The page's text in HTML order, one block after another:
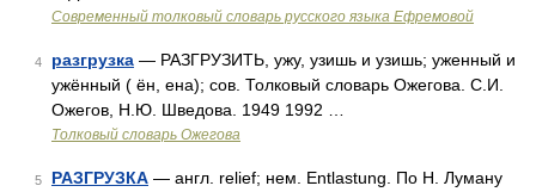
Современный толковый словарь русского языка Ефремовой
4 разгрузка — РАЗГРУЗИТЬ, ужу, узишь и узишь; уженный и
ужённый ( ён, ена); сов. Толковый словарь Ожегова. С.И.
Ожегов, Н.Ю. Шведова. 1949 1992 …
Толковый словарь Ожегова
5 РАЗГРУЗКА — англ. relief; нем. Entlastung. По Н. Луману